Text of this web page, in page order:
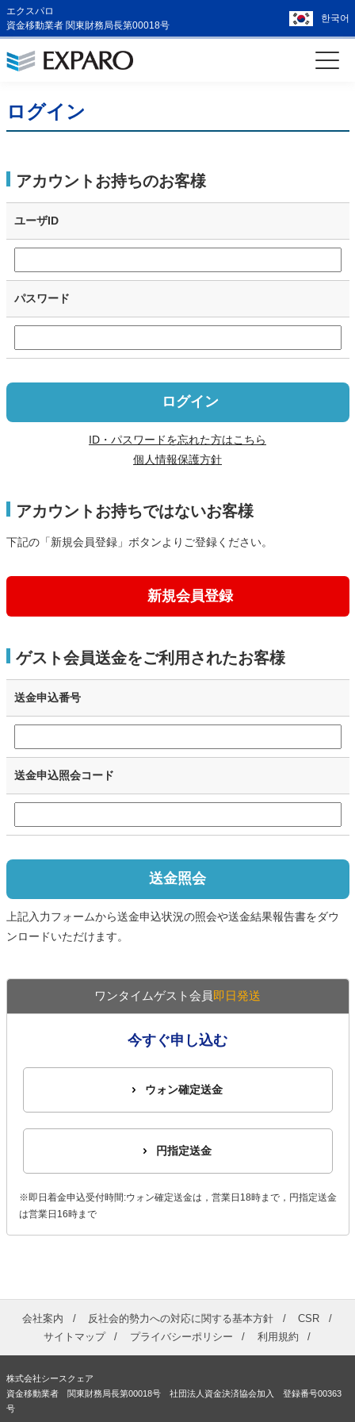
エクスパロ
資金移動業者 関東財務局長第00018号
한국어
ログイン
アカウントお持ちのお客様
ユーザID
パスワード
ログイン
ID・パスワードを忘れた方はこちら
個人情報保護方針
アカウントお持ちではないお客様
下記の「新規会員登録」ボタンよりご登録ください。
新規会員登録
ゲスト会員送金をご利用されたお客様
送金申込番号
送金申込照会コード
送金照会
上記入力フォームから送金申込状況の照会や送金結果報告書をダウ
ンロードいただけます。
ワンタイムゲスト会員即日発送
今すぐ申し込む
ウォン確定送金
円指定送金
※即日着金申込受付時間:ウォン確定送金は，営業日18時まで，円指定送金
は営業日16時まで
会社案内 反社会的勢力への対応に関する基本方針
CSR
サイトマップ
プライバシーポリシー 利用規約
株式会社シースクェア
資金移動業者 関東財務局長第00018号 社団法人資金決済協会加入 登録番号00363
号